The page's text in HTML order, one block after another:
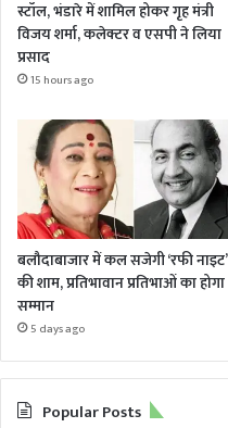
स्टॉल, भंडारे में शामिल होकर गृह मंत्री
विजय शर्मा, कलेक्टर व एसपी ने लिया
प्रसाद
15 hours ago
बलौदाबाजार में कल सजेगी ‘रफी नाइट’
की शाम, प्रतिभावान प्रतिभाओं का होगा
सम्मान
5 days ago
Popular Posts